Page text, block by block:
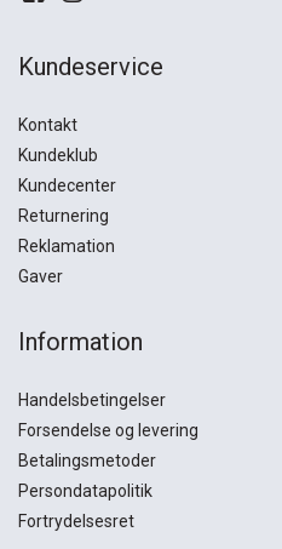
Kundeservice
Kontakt
Kundeklub
Kundecenter
Returnering
Reklamation
Gaver
Information
Handelsbetingelser
Forsendelse og levering
Betalingsmetoder
Persondatapolitik
Fortrydelsesret